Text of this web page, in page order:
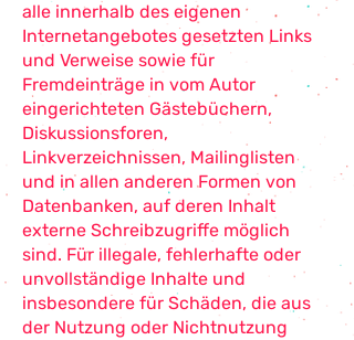
alle innerhalb des eigenen
Internetangebotes gesetzten Links
und Verweise sowie für
Fremdeinträge in vom Autor
eingerichteten Gästebüchern,
Diskussionsforen,
Linkverzeichnissen, Mailinglisten
und in allen anderen Formen von
Datenbanken, auf deren Inhalt
externe Schreibzugriffe möglich
sind. Für illegale, fehlerhafte oder
unvollständige Inhalte und
insbesondere für Schäden, die aus
der Nutzung oder Nichtnutzung